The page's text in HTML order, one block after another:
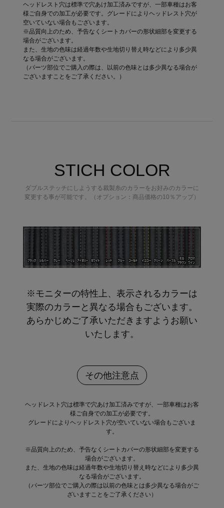
ヘッドレスト穴は標準で穴あけ加工済みですが、一部車種はお客
様ご自身での加工が必要です。グレードによりヘッドレスト穴が
空いていない場合もございます。
※品質向上のため、予告なくシートカバーの形状細部を変更する
場合がございます。
また、生地の色味は経過年数や生地切り替え時などにより多少異
なる場合がございます。
（パーツ部位でご購入の際は、以前の色味とは多少異なる場合が
ございますことをご了承ください。）
STICH COLOR
ダブルステッチにしようする裁製糸のカラーをお好みのカラーに
変更する事が可能です。（オプション：商品価格の10％アップ）
※モニターの特性上、表示されるカラーは
実際のカラーと異なる場合もございます。
あらかじめご了承いただきますようお願い
いたします。
その他注意点
ヘッドレスト穴は標準で穴あけ加工済みですが、一部車種はお客
様ご自身での加工が必要です。
グレードによりヘッドレスト穴が空いていない場合もございま
す。
※品質向上のため、予告なくシートカバーの形状細部を変更する
場合がございます。
また、生地の色味は経過年数や生地切り替え時などにより多少異
なる場合がございます。
（パーツ部位でご購入の際は以前の色味とは多少異なる場合がご
ざいますことをご了承ください）